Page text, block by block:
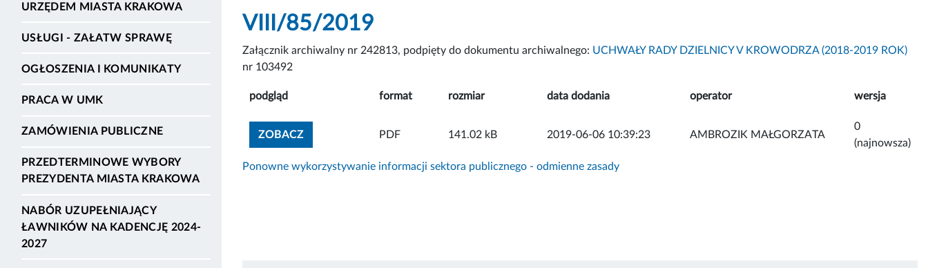
URZĘDEM MIASTA KRAKOWA
USŁUGI - ZAŁATW SPRAWĘ
OGŁOSZENIA I KOMUNIKATY
PRACA W UMK
ZAMÓWIENIA PUBLICZNE
PRZEDTERMINOWE WYBORY
PREZYDENTA MIASTA KRAKOWA
NABÓR UZUPEŁNIAJĄCY
ŁAWNIKÓW NA KADENCJĘ 2024-
2027
VIII/85/2019
Załącznik archiwalny nr 242813, podpięty do dokumentu archiwalnego: UCHWAŁY RADY DZIELNICY V KROWODRZA (2018-2019 ROK)
nr 103492
podgląd format rozmiar data dodania operator wersja
ZOBACZZOBACZ ZAŁĄCZNIK
PDF 141.02 kB 2019-06-06 10:39:23 AMBROZIK MAŁGORZATA
0
(najnowsza)
Ponowne wykorzystywanie informacji sektora publicznego - odmienne zasady